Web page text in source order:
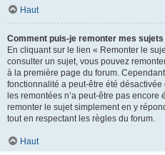
Haut
Comment puis-je remonter mes sujets
En cliquant sur le lien « Remonter le
consulter un sujet, vous pouvez
à la première page du forum.
fonctionnalité a peut-être été
les remontées n’a peut-être pas
remonter le sujet simplement en y
tout en respectant les règles du forum.
Haut